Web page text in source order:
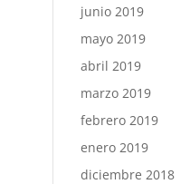
junio 2019
mayo 2019
abril 2019
marzo 2019
febrero 2019
enero 2019
diciembre 2018